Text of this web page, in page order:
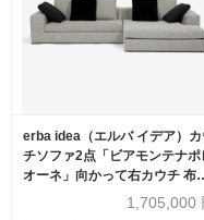
erba idea（エルバ イデア）カ
チソファ2点「ビアモンテナポ
オーネ」向かって右カウチ 布
1,705,000